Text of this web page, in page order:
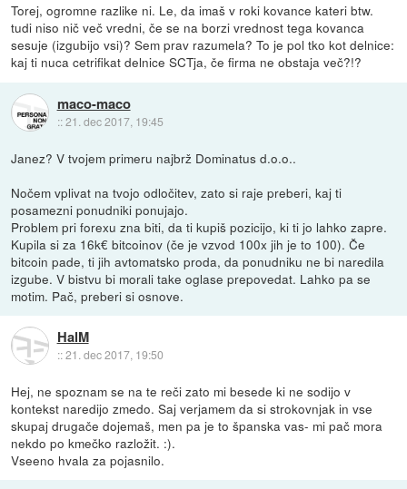
Torej, ogromne razlike ni. Le, da imaš v roki kovance kateri btw.
tudi niso nič več vredni, če se na borzi vrednost tega kovanca
sesuje (izgubijo vsi)? Sem prav razumela? To je pol tko kot delnice:
kaj ti nuca cetrifikat delnice SCTja, če firma ne obstaja več?!?
maco-maco
::21. dec 2017, 19:45
Janez? V tvojem primeru najbrž Dominatus d.o.o..
Nočem vplivat na tvojo odločitev, zato si raje preberi, kaj ti
posamezni ponudniki ponujajo.
Problem pri forexu zna biti, da ti kupiš pozicijo, ki ti jo lahko zapre.
Kupila si za 16k€ bitcoinov (če je vzvod 100x jih je to 100). Če
bitcoin pade, ti jih avtomatsko proda, da ponudniku ne bi naredila
izgube. V bistvu bi morali take oglase prepovedat. Lahko pa se
motim. Pač, preberi si osnove.
HalM
::21. dec 2017, 19:50
Hej, ne spoznam se na te reči zato mi besede ki ne sodijo v
kontekst naredijo zmedo. Saj verjamem da si strokovnjak in vse
skupaj drugače dojemaš, men pa je to španska vas- mi pač mora
nekdo po kmečko razložit. :).
Vseeno hvala za pojasnilo.